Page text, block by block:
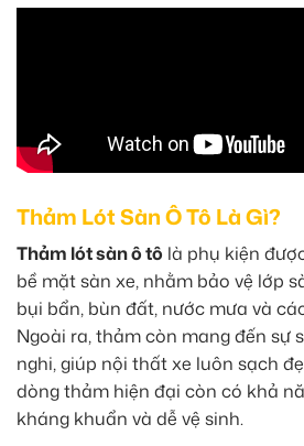
Thảm Lót Sàn Ô Tô Là Gì?
Thảm lót sàn ô tô là phụ kiện
bề mặt sàn xe, nhằm bảo vệ lớp
bụi bẩn, bùn đất, nước mưa và
Ngoài ra, thảm còn mang đến sự
nghi, giúp nội thất xe luôn sạch
dòng thảm hiện đại còn có khả
kháng khuẩn và dễ vệ sinh.